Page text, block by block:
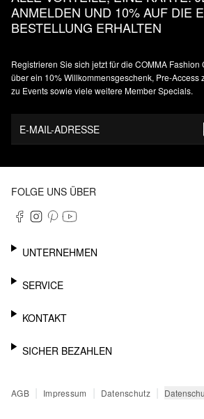
ANMELDEN UND 10% AUF DIE
BESTELLUNG ERHALTEN
Registrieren Sie sich jetzt für die COMMA
über ein 10% Willkommensgeschenk, Pre-Access
zu Events sowie viele weitere Member Specials.
E-MAIL-ADRESSE
FOLGE UNS ÜBER
UNTERNEHMEN
KARRIERE
SERVICE
NEWSLETTER
MEIN KONTO
RÜCKGABE
KONTAKT
SUPPORT
SICHER BEZAHLEN
PAYPAL
AGB | Impressum | Datenschutz |